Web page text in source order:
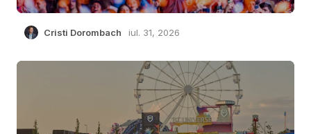
Cristi Dorombach iul. 31, 2026